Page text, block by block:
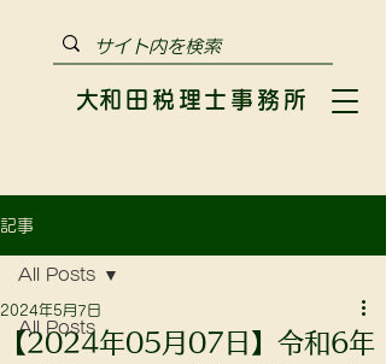
​大和田税理士事務所
記事
All Posts
All Posts
【2024年05月07日】令和6年
2024年5月7日